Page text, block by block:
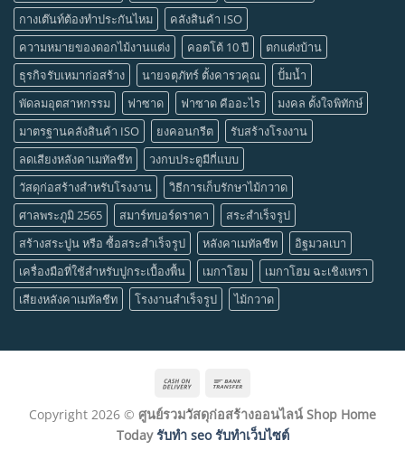
กางเต๊นท์ต้องทำประกันไหม
คลังสินค้า ISO
ความหมายของดอกไม้งานแต่ง
คอตโต้ 10 ปี
ตกแต่งบ้าน
ธุรกิจรับเหมาก่อสร้าง
นายจตุภัทร์ ตั้งคารวคุณ
ปั้มน้ำ
พัดลมอุตสาหกรรม
ฟาซาด ฟาซาด คืออะไร
มงคล ตั้งใจพิทักษ์
มาตรฐานคลังสินค้า ISO
ยงคอนกรีต
รับสร้างโรงงาน
ลดเสียงหลังคาเมทัลชีท
วงกบประตูมีกี่แบบ
วัสดุก่อสร้างสำหรับโรงงาน
วิธีการเก็บรักษาไม้กวาด
ศาลพระภูมิ 2565
สมาร์ทบอร์ดราคา
สระสำเร็จรูป
สร้างสระปูน หรือ ซื้อสระสำเร็จรูป
หลังคาเมทัลชีท
อิฐมวลเบา
เครื่องมือที่ใช้สำหรับปูกระเบื้องพื้น
เมกาโฮม
เมกาโฮม ฉะเชิงเทรา
เสียงหลังคาเมทัลชีท
โรงงานสำเร็จรูป ไม้กวาด
Cash
Delivery
Copyright 2026 © ศูนย์รวมวัสดุก่อสร้างออนไลน์ Shop Home
Todayรับทำ seo รับทำเว็บไซต์